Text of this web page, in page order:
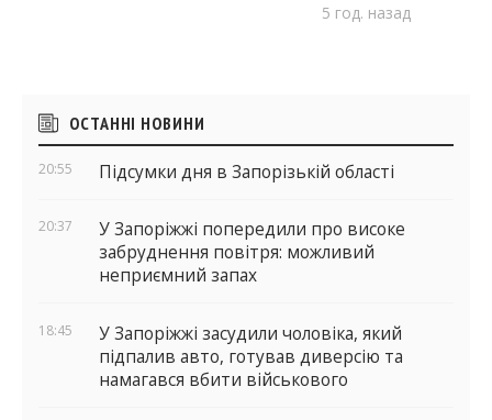
5 год. назад
Бічні
віджети
ОСТАННІ НОВИНИ
20:55 Підсумки дня в Запорізькій області
20:37
У Запоріжжі попередили про високе
забруднення повітря: можливий
неприємний запах
18:45
У Запоріжжі засудили чоловіка, який
підпалив авто, готував диверсію та
намагався вбити військового